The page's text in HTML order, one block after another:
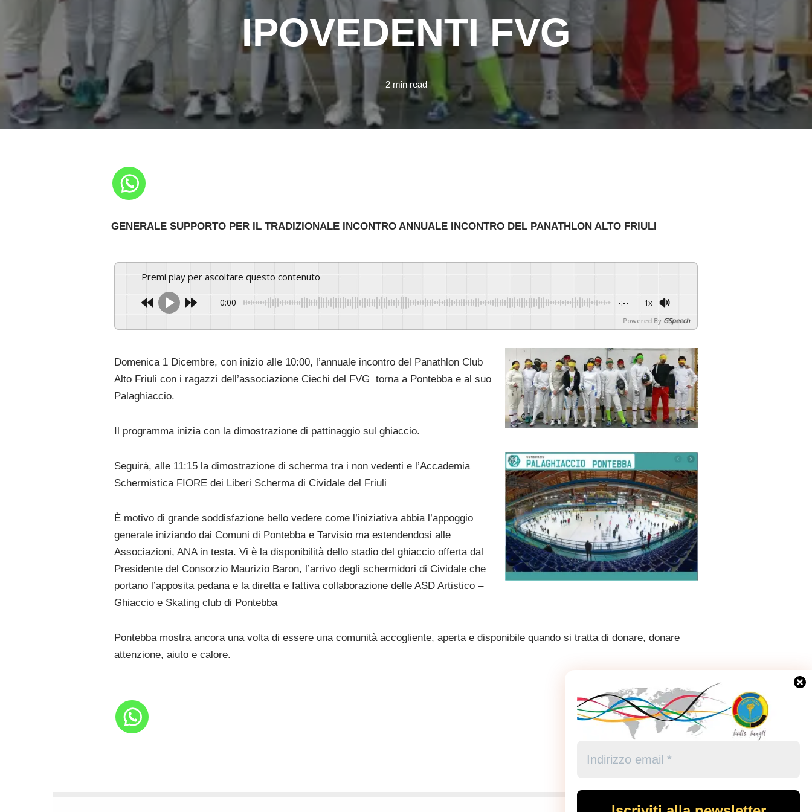
IPOVEDENTI FVG
2 min read
GENERALE SUPPORTO PER IL TRADIZIONALE INCONTRO ANNUALE INCONTRO DEL PANATHLON ALTO FRIULI
Premi play per ascoltare questo contenuto
0:00 -:-- 1x
Powered By GSpeech
Domenica 1 Dicembre, con inizio alle 10:00, l’annuale incontro del Panathlon Club
Alto Friuli con i ragazzi dell’associazione Ciechi del FVG torna a Pontebba e al suo
Palaghiaccio.
Il programma inizia con la dimostrazione di pattinaggio sul ghiaccio.
Seguirà, alle 11:15 la dimostrazione di scherma tra i non vedenti e l’Accademia
Schermistica FIORE dei Liberi Scherma di Cividale del Friuli
È motivo di grande soddisfazione bello vedere come l’iniziativa abbia l’appoggio
generale iniziando dai Comuni di Pontebba e Tarvisio ma estendendosi alle
Associazioni, ANA in testa. Vi è la disponibilità dello stadio del ghiaccio offerta dal
Presidente del Consorzio Maurizio Baron, l’arrivo degli schermidori di Cividale che
portano l’apposita pedana e la diretta e fattiva collaborazione delle ASD Artistico –
Ghiaccio e Skating club di Pontebba
Pontebba mostra ancora una volta di essere una comunità accogliente, aperta e disponibile quando si tratta di donare, donare
attenzione, aiuto e calore.